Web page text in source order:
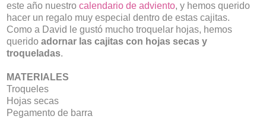
este año nuestro calendario de adviento, y hemos querido
hacer un regalo muy especial dentro de estas cajitas.
Como a David le gustó mucho troquelar hojas, hemos
querido adornar las cajitas con hojas secas y
troqueladas.
MATERIALES
Troqueles
Hojas secas
Pegamento de barra